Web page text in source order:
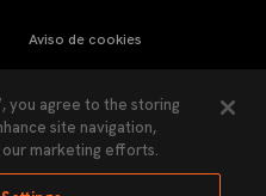
Aviso de cookies
Política de Privacidad
you agree to the storing
site navigation,
our marketing efforts.